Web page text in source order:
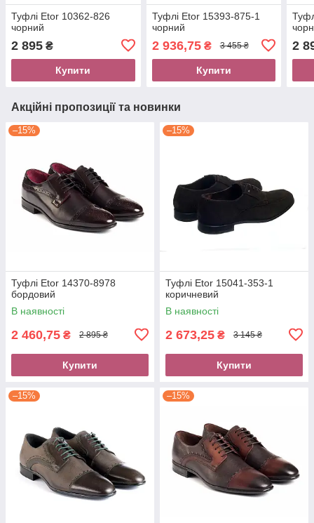
Туфлі Etor 10362-826
чорний
2 895 ₴
Купити
Туфлі Etor 15393-875-1
чорний
2 936,75₴ 3 455 ₴
Купити
2
Акційні пропозиції та новинки
–15%
Туфлі Etor 14370-8978
бордовий
В наявності
2 460,75 ₴ 2 895 ₴
Купити
–15%
Туфлі Etor 15041-353-1
коричневий
В наявності
2 673,25 ₴ 3 145 ₴
Купити
–15% –15%